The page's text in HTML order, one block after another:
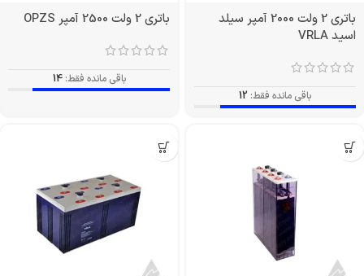
باتری 2 ولت 2000 آمپر سیلد
اسید VRLA
باقی مانده فقط: 12
باتری 2 ولت 2500 آمپر OPZS
باقی مانده فقط: 14